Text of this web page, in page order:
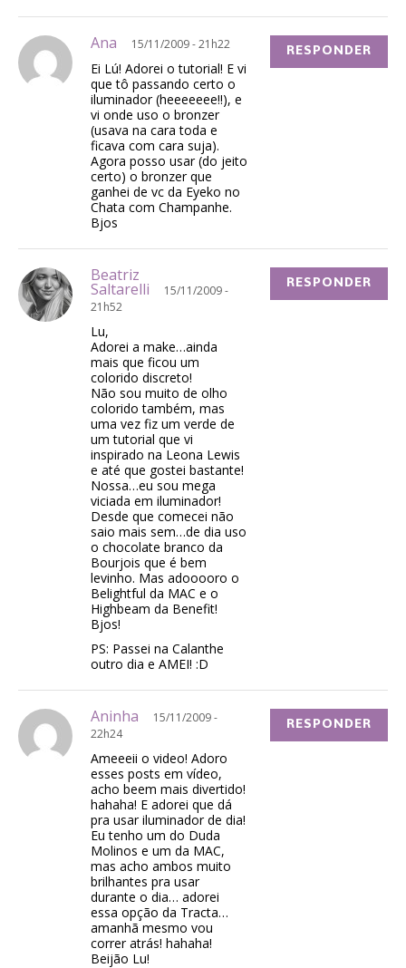
Ana 15/11/2009 - 21h22
Ei Lú! Adorei o tutorial! E vi
que tô passando certo o
iluminador (heeeeeee!!), e
vi onde uso o bronzer
(usava na cara toda e
ficava com cara suja).
Agora posso usar (do jeito
certo) o bronzer que
ganhei de vc da Eyeko no
Chata com Champanhe.
Bjos
RESPONDER
Beatriz
Saltarelli
15/11/2009 -
21h52
Lu,
Adorei a make…ainda
mais que ficou um
colorido discreto!
Não sou muito de olho
colorido também, mas
uma vez fiz um verde de
um tutorial que vi
inspirado na Leona Lewis
e até que gostei bastante!
Nossa…eu sou mega
viciada em iluminador!
Desde que comecei não
saio mais sem…de dia uso
o chocolate branco da
Bourjois que é bem
levinho. Mas adooooro o
Belightful da MAC e o
Highbeam da Benefit!
Bjos!
PS: Passei na Calanthe
outro dia e AMEI! :D
RESPONDER
Aninha
15/11/2009 -
22h24
Ameeeii o video! Adoro
esses posts em vídeo,
acho beem mais divertido!
hahaha! E adorei que dá
pra usar iluminador de dia!
Eu tenho um do Duda
Molinos e um da MAC,
mas acho ambos muito
brilhantes pra usar
durante o dia… adorei
essa opção da Tracta…
amanhã mesmo vou
correr atrás! hahaha!
Beijão Lu!
RESPONDER